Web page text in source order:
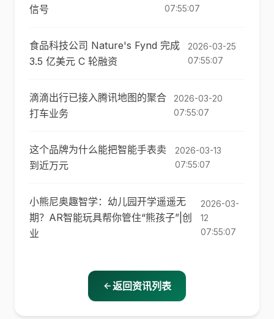
信号
07:55:07
食品科技公司 Nature's Fynd 完成
3.5 亿美元 C 轮融资
2026-03-25
07:55:07
滴滴出行已接入腾讯地图的聚合
打车业务
2026-03-20
07:55:07
这个品牌为什么能把智能手表卖
到近万元
2026-03-13
07:55:07
小熊尼奥趣智学：幼儿园开学遥遥无
期？AR智能玩具帮你管住“熊孩子”|创
业
2026-03-
12
07:55:07
返回资讯列表